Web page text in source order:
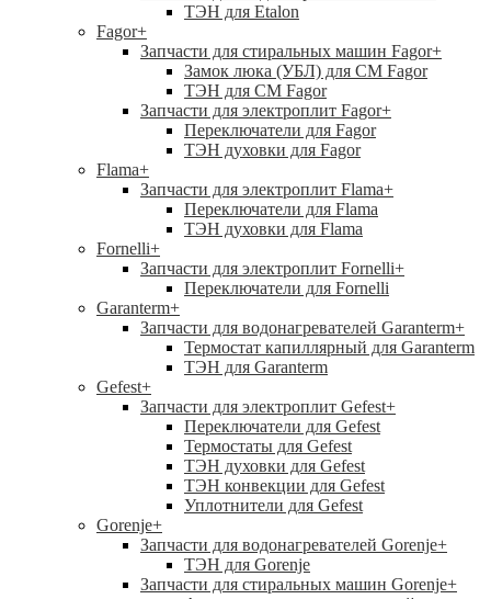
ТЭН для Etalon
Fagor+
Запчасти для стиральных машин Fagor+
Замок люка (УБЛ) для СМ Fagor
ТЭН для СМ Fagor
Запчасти для электроплит Fagor+
Переключатели для Fagor
ТЭН духовки для Fagor
Flama+
Запчасти для электроплит Flama+
Переключатели для Flama
ТЭН духовки для Flama
Fornelli+
Запчасти для электроплит Fornelli+
Переключатели для Fornelli
Garanterm+
Запчасти для водонагревателей Garanterm+
Термостат капиллярный для Garanterm
ТЭН для Garanterm
Gefest+
Запчасти для электроплит Gefest+
Переключатели для Gefest
Термостаты для Gefest
ТЭН духовки для Gefest
ТЭН конвекции для Gefest
Уплотнители для Gefest
Gorenje+
Запчасти для водонагревателей Gorenje+
ТЭН для Gorenje
Запчасти для стиральных машин Gorenje+